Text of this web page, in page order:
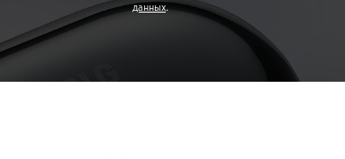
данных.